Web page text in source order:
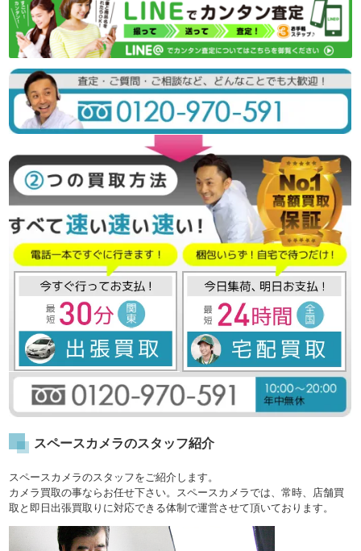
スペースカメラのスタッフ紹介
スペースカメラのスタッフをご紹介します。
カメラ買取の事ならお任せ下さい。スペースカメラでは、常時、店舗買
取と即日出張買取りに対応できる体制で運営させて頂いております。